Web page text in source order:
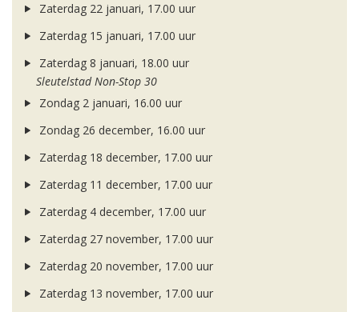
Zaterdag 22 januari, 17.00 uur
Zaterdag 15 januari, 17.00 uur
Zaterdag 8 januari, 18.00 uur
Sleutelstad Non-Stop 30
Zondag 2 januari, 16.00 uur
Zondag 26 december, 16.00 uur
Zaterdag 18 december, 17.00 uur
Zaterdag 11 december, 17.00 uur
Zaterdag 4 december, 17.00 uur
Zaterdag 27 november, 17.00 uur
Zaterdag 20 november, 17.00 uur
Zaterdag 13 november, 17.00 uur